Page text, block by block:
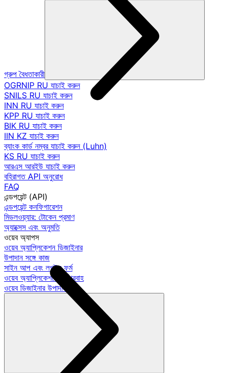
গ্রুপ বৈধতাকারী
OGRNIP RU যাচাই করুন
SNILS RU যাচাই করুন
INN RU যাচাই করুন
KPP RU যাচাই করুন
BIK RU যাচাই করুন
IIN KZ যাচাই করুন
ব্যাংক কার্ড নম্বর যাচাই করুন (Luhn)
KS RU যাচাই করুন
আরএস আরইউ যাচাই করুন
বহিরাগত API অনুরোধ
FAQ
এন্ডপয়েন্ট (API)
এন্ডপয়েন্ট কনফিগারেশন
মিডলওয়্যার: টোকেন প্রমাণ
অ্যাক্সেস এবং অনুমতি
ওয়েব অ্যাপস
ওয়েব অ্যাপ্লিকেশন ডিজাইনার
উপাদান সঙ্গে কাজ
সাইন আপ এবং লগইন ফর্ম
ওয়েব অ্যাপ্লিকেশনে কর্মপ্রবাহ
ওয়েব ডিজাইনার উপাদান